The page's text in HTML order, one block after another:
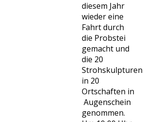
diesem Jahr
wieder eine
Fahrt durch
die Probstei
gemacht und
die 20
Strohskulpturen
in 20
Ortschaften in
Augenschein
genommen.